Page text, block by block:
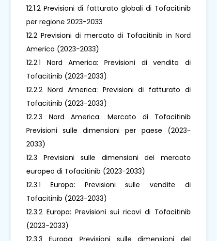
12.1.2 Previsioni di fatturato globali di Tofacitinib
per regione 2023-2033
12.2 Previsioni di mercato di Tofacitinib in Nord
America (2023-2033)
12.2.1 Nord America: Previsioni di vendita di
Tofacitinib (2023-2033)
12.2.2 Nord America: Previsioni di fatturato di
Tofacitinib (2023-2033)
12.2.3 Nord America: Mercato di Tofacitinib
Previsioni sulle dimensioni per paese (2023-
2033)
12.3 Previsioni sulle dimensioni del mercato
europeo di Tofacitinib (2023-2033)
12.3.1 Europa: Previsioni sulle vendite di
Tofacitinib (2023-2033)
12.3.2 Europa: Previsioni sui ricavi di Tofacitinib
(2023-2033)
12.3.3 Europa: Previsioni sulle dimensioni del